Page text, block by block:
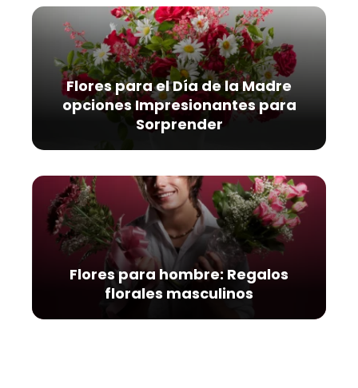
Flores para el Día de la Madre
opciones Impresionantes para
Sorprender
Flores para hombre: Regalos
florales masculinos